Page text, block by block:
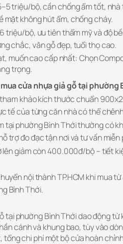
triệu/bộ, cần chống ẩm tốt,
mặt không hút ẩm, chống cháy.
triệu/bộ, ưu tiên thẩm mỹ và độ
chắc, vân gỗ đẹp, tuổi thọ cao.
muốn cao cấp nhất: Chọn
trọng.
cửa nhựa giả gỗ tại phường
khảo kích thước chuẩn
tế của từng căn nhà có thể
tại phường Bình Thới thường có
trợ đo đạc tận nơi và tư vấn miễn
lên giảm còn 400.000đ/bộ – tiết
nội thành TP.HCM khi mua
Bình Thới.
tại phường Bình Thới dao động
cánh và khung bao, tùy vào
tổng chi phí một bộ cửa hoàn